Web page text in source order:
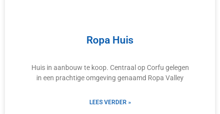
Ropa Huis
Huis in aanbouw te koop. Centraal op Corfu gelegen
in een prachtige omgeving genaamd Ropa Valley
LEES VERDER »